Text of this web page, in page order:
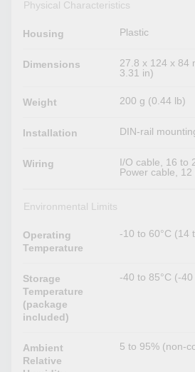
Physical Characteristics
Housing Plastic
Dimensions
27.8 x 124 x 84
3.31 in)
Weight 200 g (0.44 lb)
Installation DIN-rail
Wiring
I/O cable, 16 to
Power cable, 12
Environmental Limits
Operating
Temperature
-10 to 60°C (14
Storage
Temperature
(package
included)
-40 to 85°C (-
Ambient
Relative
5 to 95% (non-